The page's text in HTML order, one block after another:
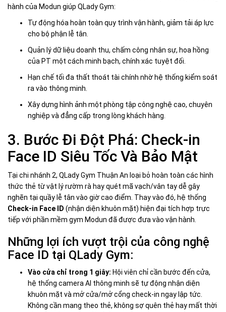
hành của Modun giúp QLady Gym:
Tự động hóa hoàn toàn quy trình vận hành, giảm tải áp lực
cho bộ phận lễ tân.
Quản lý dữ liệu doanh thu, chấm công nhân sự, hoa hồng
của PT một cách minh bạch, chính xác tuyệt đối.
Hạn chế tối đa thất thoát tài chính nhờ hệ thống kiểm soát
ra vào thông minh.
Xây dựng hình ảnh một phòng tập công nghệ cao, chuyên
nghiệp và đẳng cấp trong lòng khách hàng.
3. Bước Đi Đột Phá: Check-in
Face ID Siêu Tốc Và Bảo Mật
Tại chi nhánh 2, QLady Gym Thuận An loại bỏ hoàn toàn các hình
thức thẻ từ vật lý rườm rà hay quét mã vạch/vân tay dễ gây
nghẽn tại quầy lễ tân vào giờ cao điểm. Thay vào đó, hệ thống
Check-in Face ID (nhận diện khuôn mặt) hiện đại tích hợp trực
tiếp với phần mềm gym Modun đã được đưa vào vận hành.
Những lợi ích vượt trội của công nghệ
Face ID tại QLady Gym:
Vào cửa chỉ trong 1 giây: Hội viên chỉ cần bước đến cửa,
hệ thống camera AI thông minh sẽ tự động nhận diện
khuôn mặt và mở cửa/mở cổng check-in ngay lập tức.
Không cần mang theo thẻ, không sợ quên thẻ hay mất thời